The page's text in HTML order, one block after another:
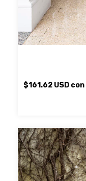
$161.62 USD con